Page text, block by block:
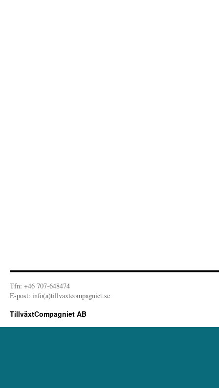
Tfn: +46 707-648474
E-post: info(a)tillvaxtcompagniet.se
TillväxtCompagniet AB